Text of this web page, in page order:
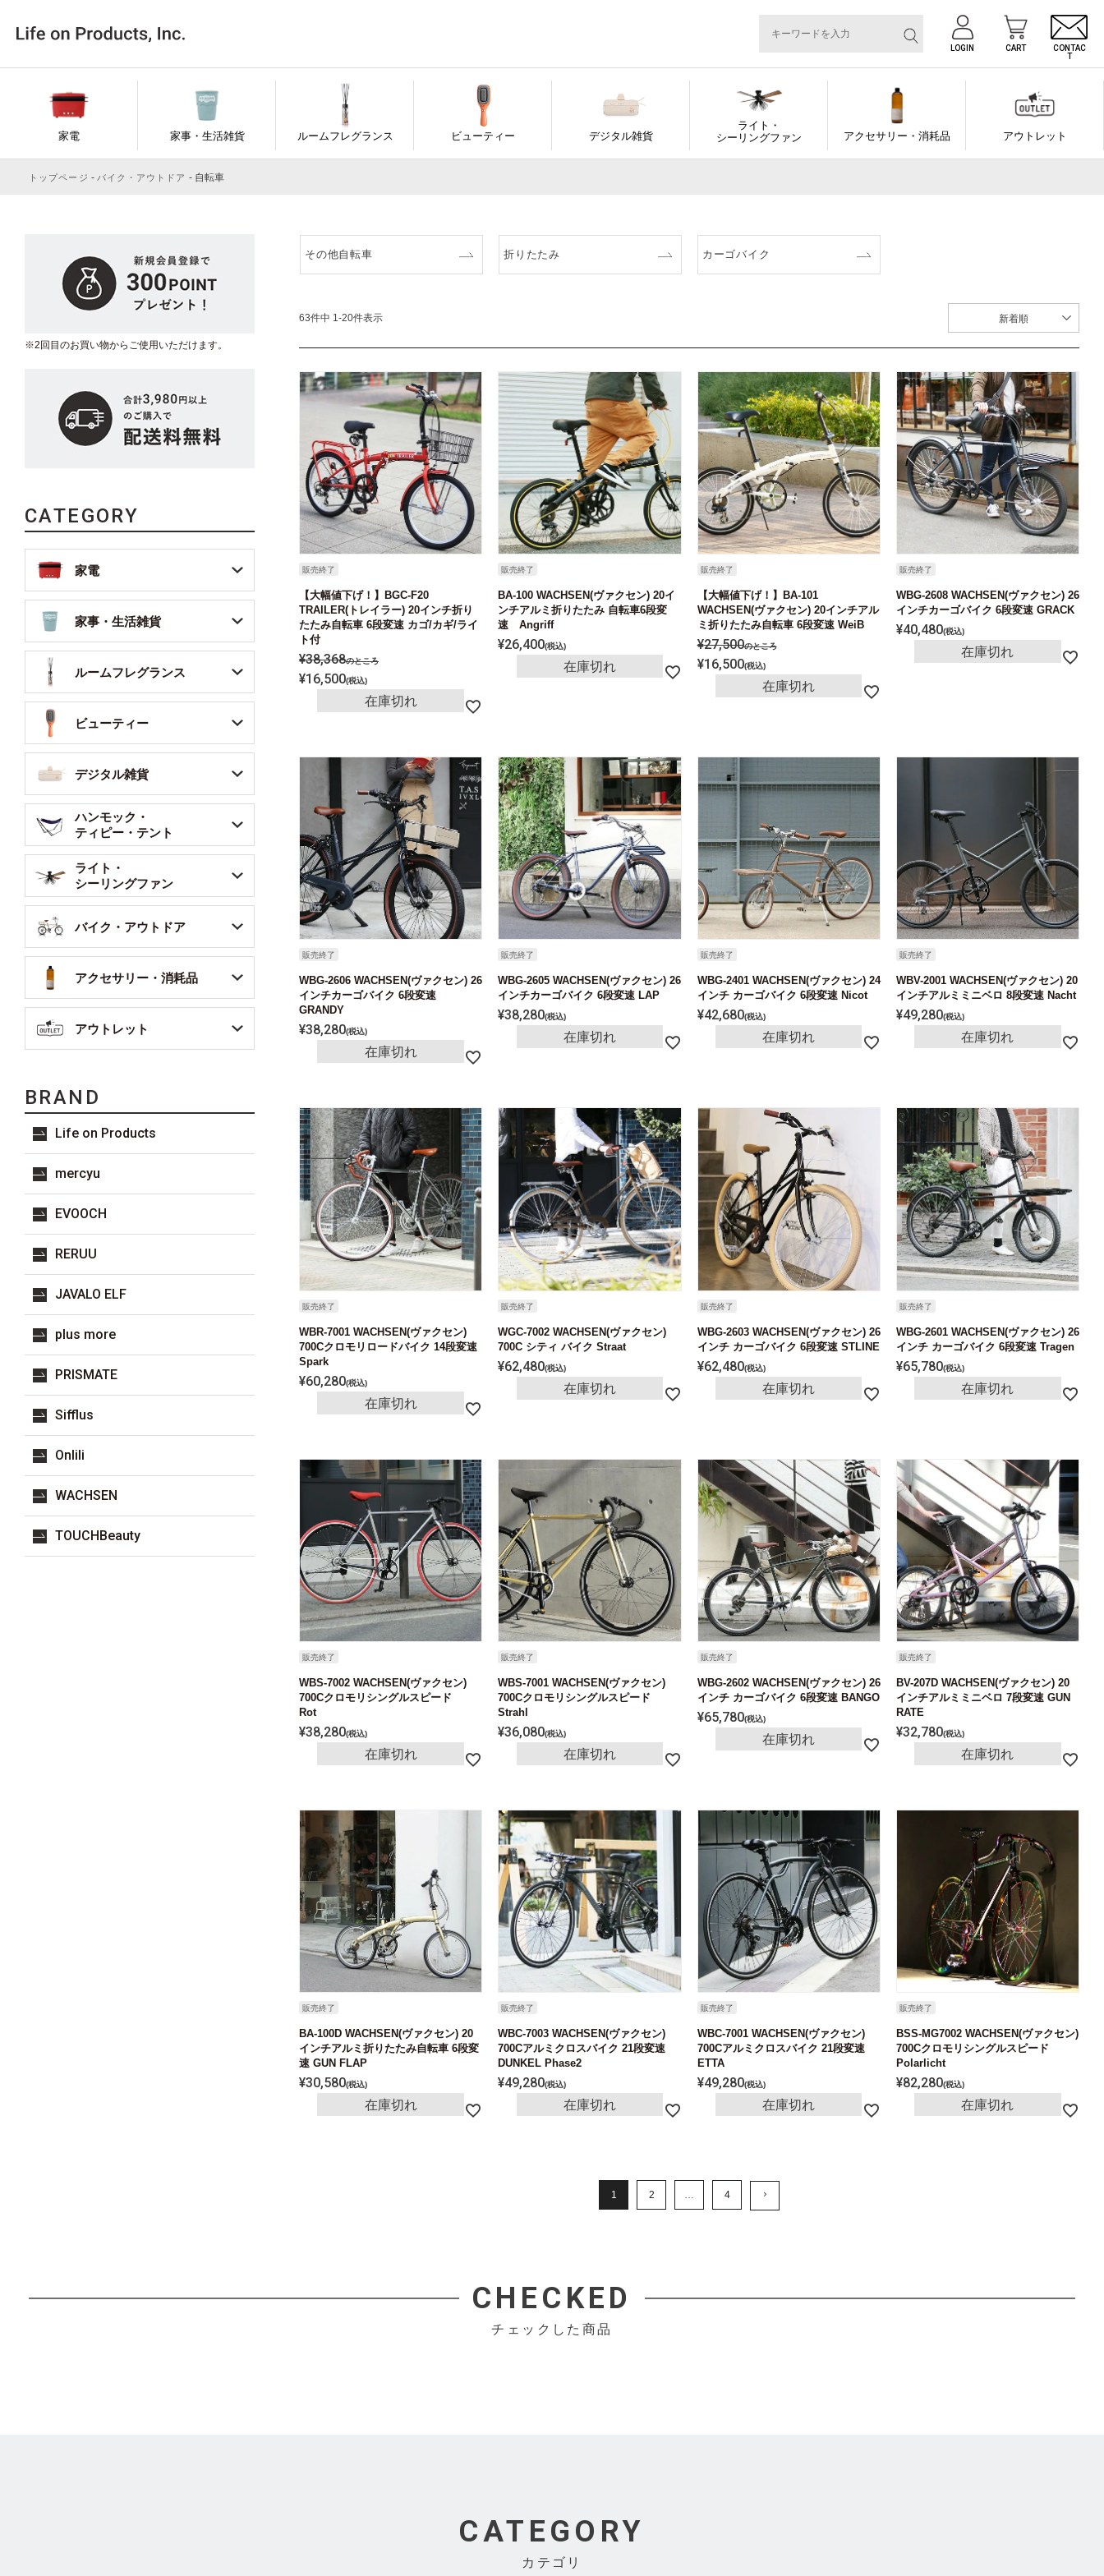
LOGIN CART
CONTAC
T
家電 家事・生活雑貨 ルームフレグランス ビューティー デジタル雑貨
ライト・
シーリングファン
アクセサリー・消耗品 アウトレット
トップページ バイク・アウトドア 自転車
※2回目のお買い物からご使用いただけます。
CATEGORY
家電
家事・生活雑貨
ルームフレグランス
ビューティー
デジタル雑貨
ハンモック・
ティピー・テント
ライト・
シーリングファン
バイク・アウトドア
アクセサリー・消耗品
アウトレット
BRAND
Life on Products
mercyu
EVOOCH
RERUU
JAVALO ELF
plus more
PRISMATE
Sifflus
Onlili
WACHSEN
TOUCHBeauty
その他自転車 折りたたみ カーゴバイク
新着順
63件中 1-20件表示
販売終了
【大幅値下げ！】BGC-F20
TRAILER(トレイラー) 20インチ折り
たたみ自転車 6段変速 カゴ/カギ/ライ
ト付
¥38,368のところ
¥16,500 税込
在庫切れ
販売終了
BA-100 WACHSEN(ヴァクセン) 20イ
ンチアルミ折りたたみ 自転車6段変
速 Angriff
¥26,400 税込
在庫切れ
販売終了
【大幅値下げ！】BA-101
WACHSEN(ヴァクセン) 20インチアル
ミ折りたたみ自転車 6段変速 WeiB
¥27,500のところ
¥16,500 税込
在庫切れ
販売終了
WBG-2608 WACHSEN(ヴァクセン) 26
インチカーゴバイク 6段変速 GRACK
¥40,480 税込
在庫切れ
販売終了
WBG-2606 WACHSEN(ヴァクセン) 26
インチカーゴバイク 6段変速
GRANDY
¥38,280 税込
在庫切れ
販売終了
WBG-2605 WACHSEN(ヴァクセン) 26
インチカーゴバイク 6段変速 LAP
¥38,280 税込
在庫切れ
販売終了
WBG-2401 WACHSEN(ヴァクセン) 24
インチ カーゴバイク 6段変速 Nicot
¥42,680 税込
在庫切れ
販売終了
WBV-2001 WACHSEN(ヴァクセン) 20
インチアルミミニベロ 8段変速 Nacht
¥49,280 税込
在庫切れ
販売終了
WBR-7001 WACHSEN(ヴァクセン)
700Cクロモリロードバイク 14段変速
Spark
¥60,280 税込
在庫切れ
販売終了
WGC-7002 WACHSEN(ヴァクセン)
700C シティ バイク Straat
¥62,480 税込
在庫切れ
販売終了
WBG-2603 WACHSEN(ヴァクセン) 26
インチ カーゴバイク 6段変速 STLINE
¥62,480 税込
在庫切れ
販売終了
WBG-2601 WACHSEN(ヴァクセン) 26
インチ カーゴバイク 6段変速 Tragen
¥65,780 税込
在庫切れ
販売終了
WBS-7002 WACHSEN(ヴァクセン)
700Cクロモリシングルスピード
Rot
¥38,280 税込
在庫切れ
販売終了
WBS-7001 WACHSEN(ヴァクセン)
700Cクロモリシングルスピード
Strahl
¥36,080 税込
在庫切れ
販売終了
WBG-2602 WACHSEN(ヴァクセン) 26
インチ カーゴバイク 6段変速 BANGO
¥65,780 税込
在庫切れ
販売終了
BV-207D WACHSEN(ヴァクセン) 20
インチアルミミニベロ 7段変速 GUN
RATE
¥32,780 税込
在庫切れ
販売終了
BA-100D WACHSEN(ヴァクセン) 20
インチアルミ折りたたみ自転車 6段変
速 GUN FLAP
¥30,580 税込
在庫切れ
販売終了
WBC-7003 WACHSEN(ヴァクセン)
700Cアルミクロスバイク 21段変速
DUNKEL Phase2
¥49,280 税込
在庫切れ
販売終了
WBC-7001 WACHSEN(ヴァクセン)
700Cアルミクロスバイク 21段変速
ETTA
¥49,280 税込
在庫切れ
販売終了
BSS-MG7002 WACHSEN(ヴァクセン)
700Cクロモリシングルスピード
Polarlicht
¥82,280 税込
在庫切れ
1 2 … 4
CHECKED
チェックした商品
CATEGORY
カテゴリ